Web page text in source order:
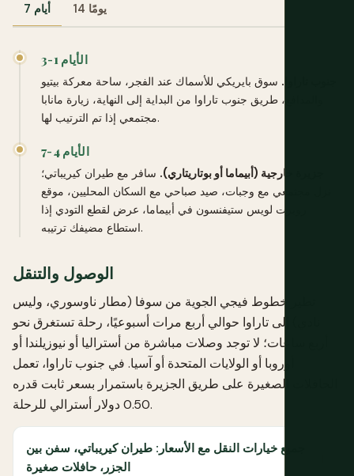
7 أيام 14 يومًا
الأيام 1-3
جنوب تاراوا. سوق بايريكي للأسماك عند الفجر، ساحة معركة بيتيو
والمدافع، طريق جنوب تاراوا من البداية إلى النهاية، زيارة مانابا
مجتمعي إذا تم الترتيب لها.
الأيام 4-7
جزيرة خارجية (أبيماما أو بوتاريتاري). سافر مع طيران كيريباتي؛
نزل مجتمعي مع وجبات، صيد صباحي مع السكان المحليين، موقع
روبرت لويس ستيفنسون في أبيماما، عرض لقطع التودي إذا
استطاع مضيفك ترتيبه.
الوصول والتنقل
تطير خطوط فيجي الجوية من سوفا (مطار ناوسوري، وليس
نادي) إلى تاراوا حوالي أربع مرات أسبوعيًا، رحلة تستغرق نحو
أربع ساعات؛ لا توجد وصلات مباشرة من أستراليا أو نيوزيلندا أو
أوروبا أو الولايات المتحدة أو آسيا. في جنوب تاراوا، تعمل
الحافلات الصغيرة على طريق الجزيرة باستمرار بسعر ثابت قدره
0.50 دولار أسترالي للرحلة.
جميع خيارات النقل مع الأسعار: طيران كيريباتي، سفن بين
الجزر، حافلات صغيرة